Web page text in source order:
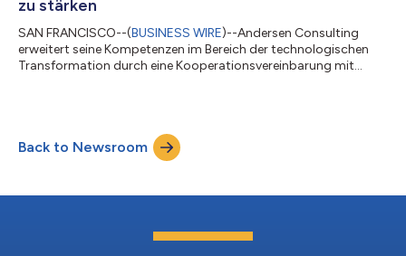
zu stärken
SAN FRANCISCO--(BUSINESS WIRE)--Andersen Consulting
erweitert seine Kompetenzen im Bereich der technologischen
Transformation durch eine Kooperationsvereinbarung mit
hat. Das 2001 gegründete Unternehmen House of Code
entwickelt Softwarelösungen und bietet
Beratungsdienstleistungen für die Bereiche Energiehandel und
Back to Newsroom